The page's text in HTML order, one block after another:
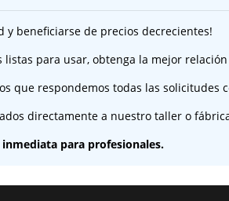
y beneficiarse de precios decrecientes!
para usar, obtenga la mejor
que respondemos todas las solicitudes
directamente a nuestro taller o
para profesionales.